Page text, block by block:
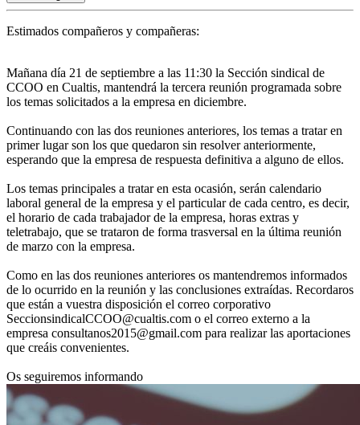
Estimados compañeros y compañeras:
Mañana día 21 de septiembre a las 11:30 la Sección sindical de
CCOO en Cualtis, mantendrá la tercera reunión programada sobre
los temas solicitados a la empresa en diciembre.
Continuando con las dos reuniones anteriores, los temas a tratar en
primer lugar son los que quedaron sin resolver anteriormente,
esperando que la empresa de respuesta definitiva a alguno de ellos.
Los temas principales a tratar en esta ocasión, serán calendario
laboral general de la empresa y el particular de cada centro, es decir,
el horario de cada trabajador de la empresa, horas extras y
teletrabajo, que se trataron de forma trasversal en la última reunión
de marzo con la empresa.
Como en las dos reuniones anteriores os mantendremos informados
de lo ocurrido en la reunión y las conclusiones extraídas. Recordaros
que están a vuestra disposición el correo corporativo
SeccionsindicalCCOO@cualtis.com o el correo externo a la
empresa consultanos2015@gmail.com para realizar las aportaciones
que creáis convenientes.
Os seguiremos informando